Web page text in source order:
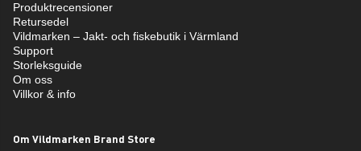
Produktrecensioner
Retursedel
Vildmarken – Jakt- och fiskebutik i Värmland
Support
Storleksguide
Om oss
Villkor & info
Om Vildmarken Brand Store